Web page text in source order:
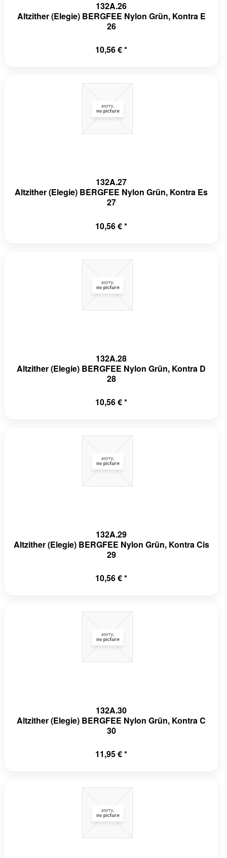
132A.26
Altzither (Elegie) BERGFEE Nylon Grün, Kontra E
26
10,56 € *
132A.27
Altzither (Elegie) BERGFEE Nylon Grün, Kontra Es
27
10,56 € *
132A.28
Altzither (Elegie) BERGFEE Nylon Grün, Kontra D
28
10,56 € *
132A.29
Altzither (Elegie) BERGFEE Nylon Grün, Kontra Cis
29
10,56 € *
132A.30
Altzither (Elegie) BERGFEE Nylon Grün, Kontra C
30
11,95 € *